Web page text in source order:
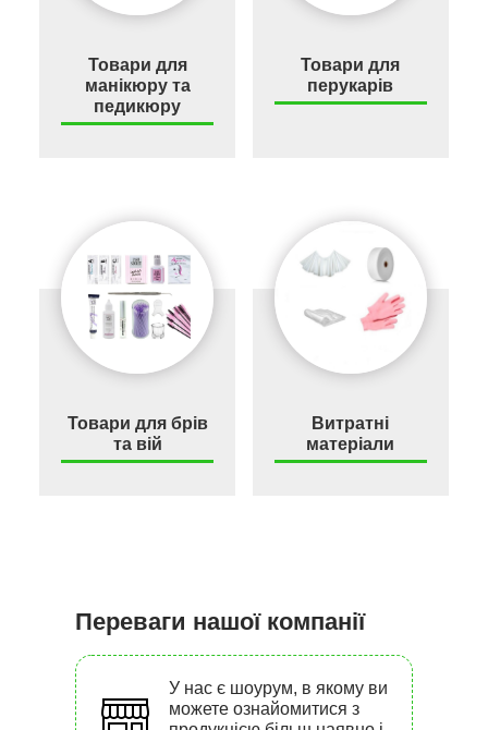
Товари для
манікюру та
педикюру
Товари для
перукарів
Товари для брів
та вій
Витратні
матеріали
Переваги нашої компанії
У нас є шоурум, в якому ви
можете ознайомитися з